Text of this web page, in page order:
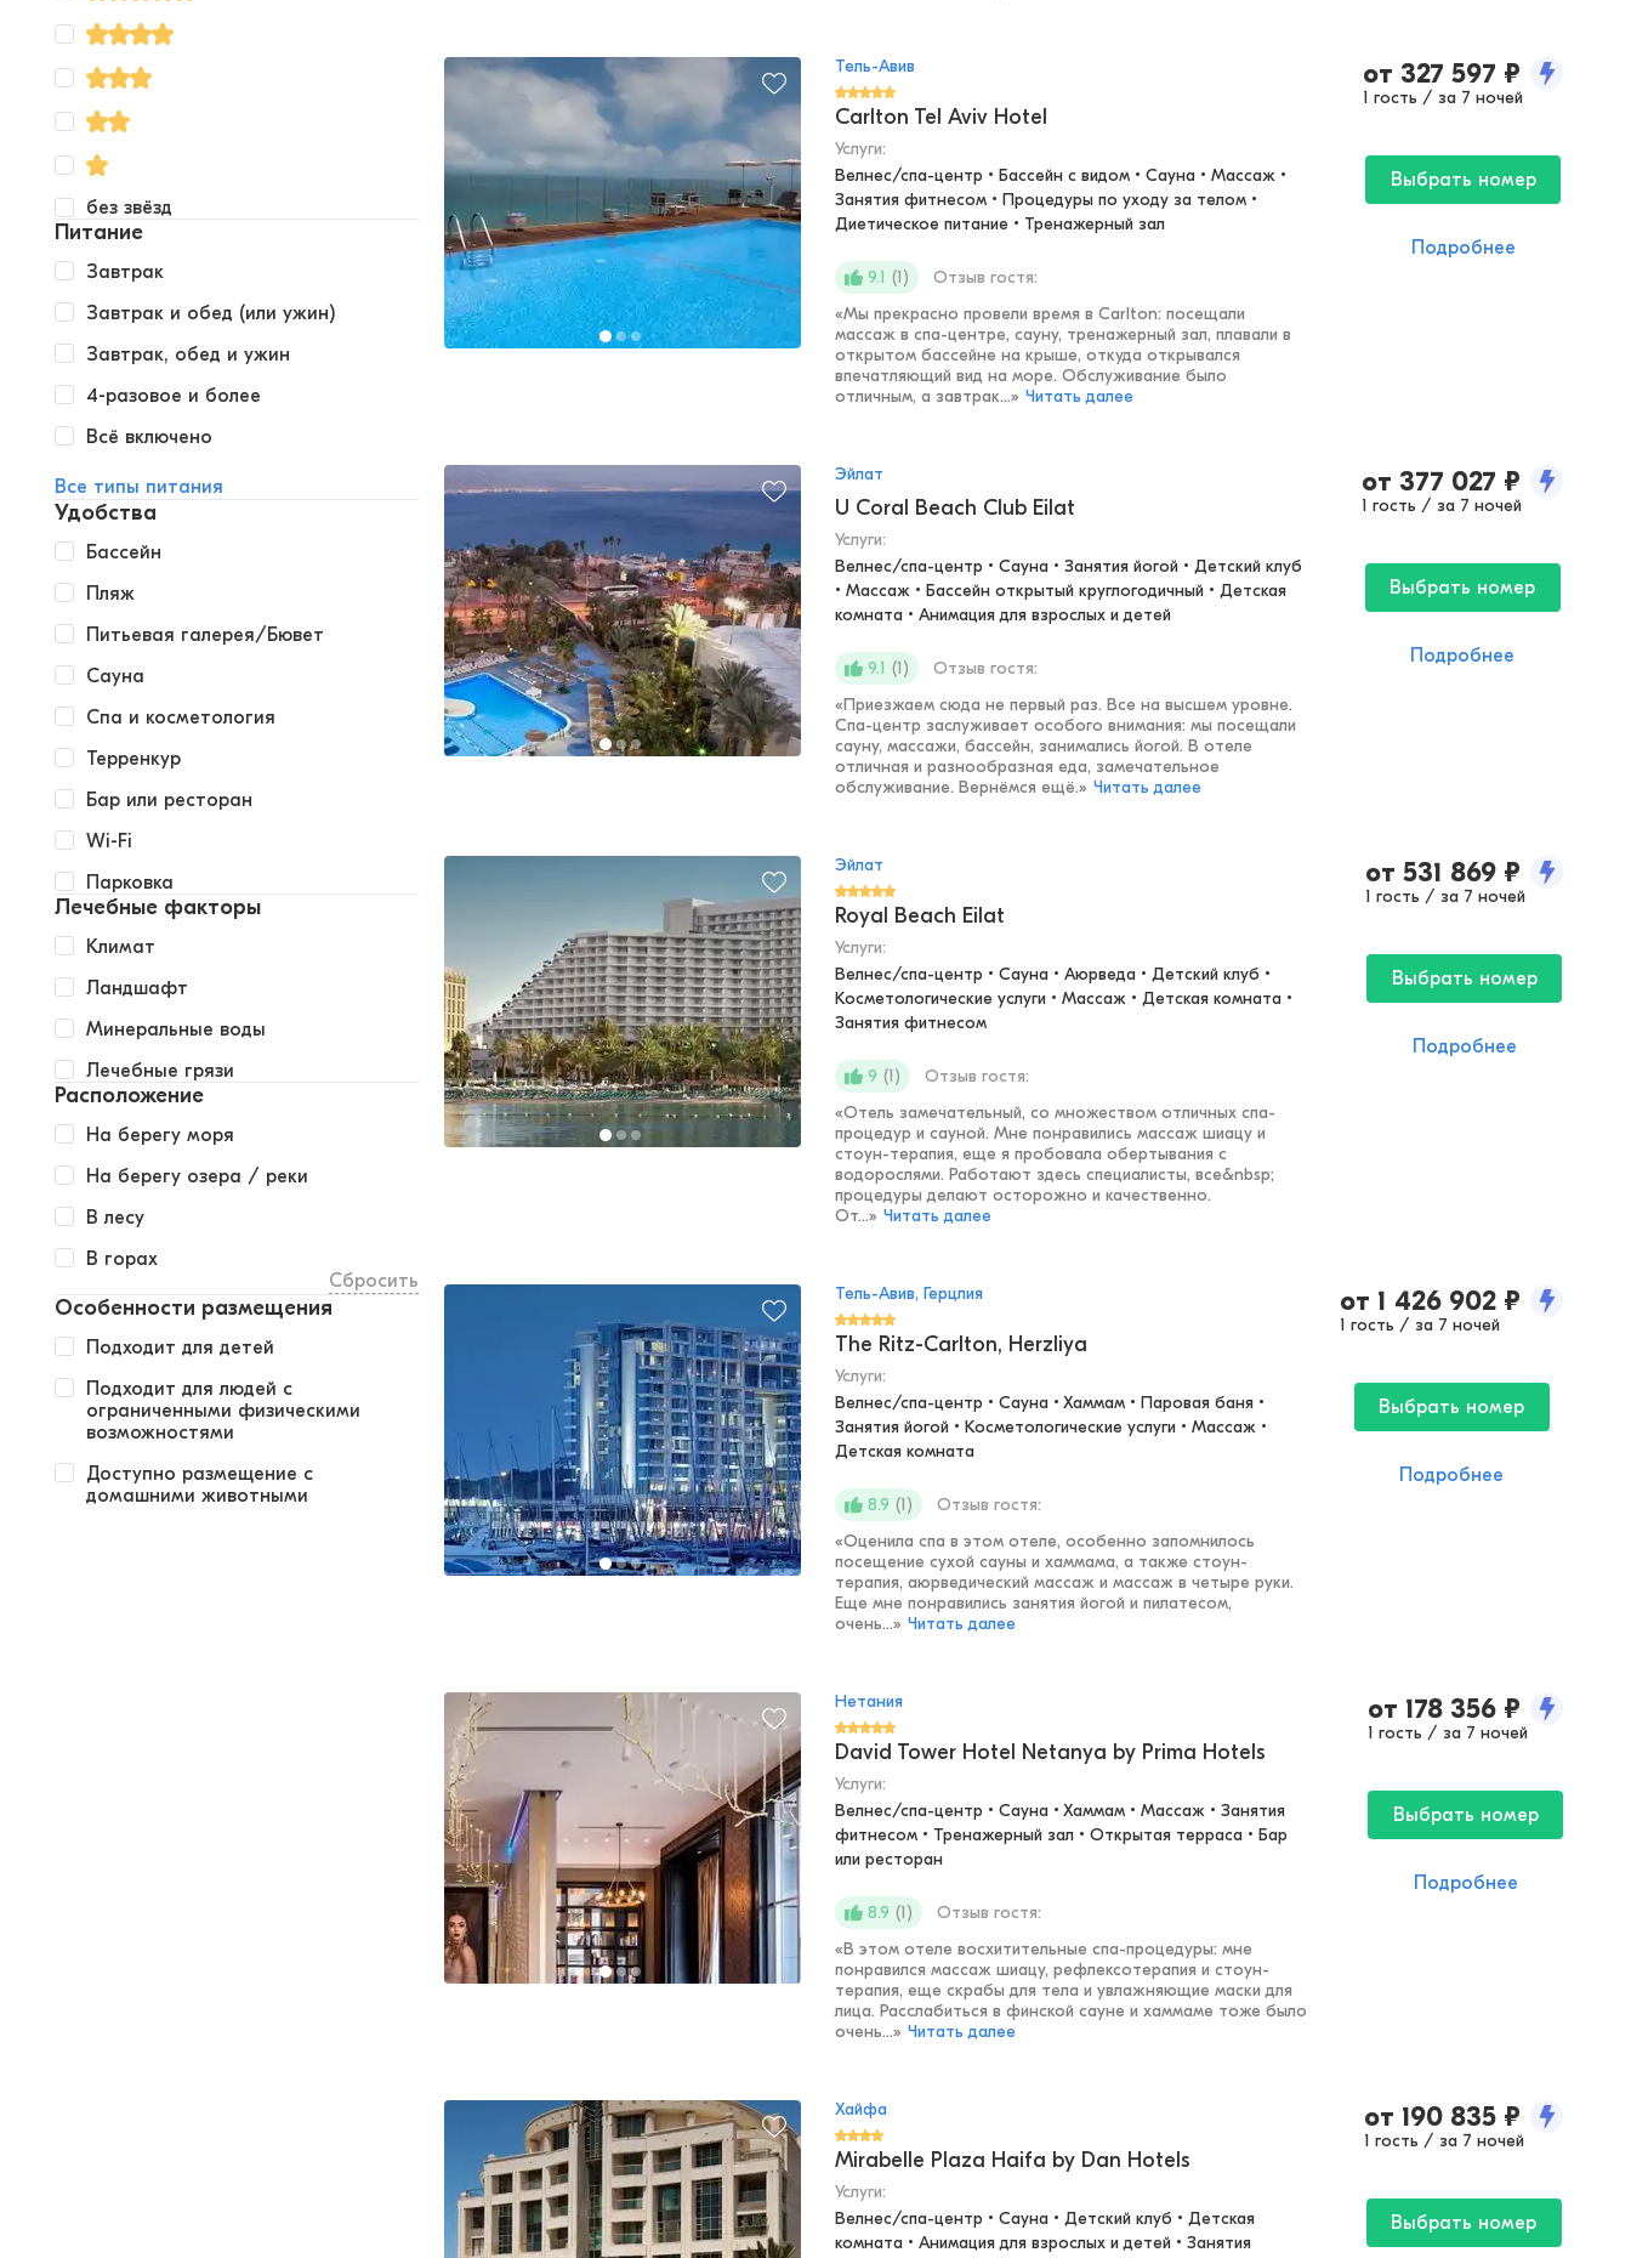
без звёзд
Питание
Завтрак
Завтрак и обед (или ужин)
Завтрак, обед и ужин
4-разовое и более
Всё включено
Все типы питания
Удобства
Бассейн
Пляж
Питьевая галерея/Бювет
Сауна
Спа и косметология
Терренкур
Бар или ресторан
Wi-Fi
Парковка
Лечебные факторы
Климат
Ландшафт
Минеральные воды
Лечебные грязи
Расположение
На берегу моря
На берегу озера / реки
В лесу
В горах
Сбросить
Особенности размещения
Подходит для детей
Подходит для людей с
ограниченными физическими
возможностями
Доступно размещение с
домашними животными
Тель-Авив
Carlton Tel Aviv Hotel
Услуги:
Велнес/спа-центр • Бассейн с видом • Сауна • Массаж •
Занятия фитнесом • Процедуры по уходу за телом •
Диетическое питание • Тренажерный зал
9.1 (1)
Отзыв гостя:
«Мы прекрасно провели время в Carlton: посещали
массаж в спа-центре, сауну, тренажерный зал, плавали в
открытом бассейне на крыше, откуда открывался
впечатляющий вид на море. Обслуживание было
отличным, а завтрак...» Читать далее
от 327 597 ₽
1 гость / за 7 ночей
Выбрать номер
Подробнее
Эйлат
U Coral Beach Club Eilat
Услуги:
Велнес/спа-центр • Сауна • Занятия йогой • Детский клуб
• Массаж • Бассейн открытый круглогодичный • Детская
комната • Анимация для взрослых и детей
9.1 (1)
Отзыв гостя:
«Приезжаем сюда не первый раз. Все на высшем уровне.
Спа-центр заслуживает особого внимания: мы посещали
сауну, массажи, бассейн, занимались йогой. В отеле
отличная и разнообразная еда, замечательное
обслуживание. Вернёмся ещё.» Читать далее
от 377 027 ₽
1 гость / за 7 ночей
Выбрать номер
Подробнее
Эйлат
Royal Beach Eilat
Услуги:
Велнес/спа-центр • Сауна • Аюрведа • Детский клуб •
Косметологические услуги • Массаж • Детская комната •
Занятия фитнесом
9 (1)
Отзыв гостя:
«Отель замечательный, со множеством отличных спа-
процедур и сауной. Мне понравились массаж шиацу и
стоун-терапия, еще я пробовала обертывания с
водорослями. Работают здесь специалисты, все&nbsp;
процедуры делают осторожно и качественно.
От...» Читать далее
от 531 869 ₽
1 гость / за 7 ночей
Выбрать номер
Подробнее
Тель-Авив, Герцлия
The Ritz-Carlton, Herzliya
Услуги:
Велнес/спа-центр • Сауна • Хаммам • Паровая баня •
Занятия йогой • Косметологические услуги • Массаж •
Детская комната
8.9 (1)
Отзыв гостя:
«Оценила спа в этом отеле, особенно запомнилось
посещение сухой сауны и хаммама, а также стоун-
терапия, аюрведический массаж и массаж в четыре руки.
Еще мне понравились занятия йогой и пилатесом,
очень...» Читать далее
от 1 426 902 ₽
1 гость / за 7 ночей
Выбрать номер
Подробнее
Нетания
David Tower Hotel Netanya by Prima Hotels
Услуги:
Велнес/спа-центр • Сауна • Хаммам • Массаж • Занятия
фитнесом • Тренажерный зал • Открытая терраса • Бар
или ресторан
8.9 (1)
Отзыв гостя:
«В этом отеле восхитительные спа-процедуры: мне
понравился массаж шиацу, рефлексотерапия и стоун-
терапия, еще скрабы для тела и увлажняющие маски для
лица. Расслабиться в финской сауне и хаммаме тоже было
очень...» Читать далее
от 178 356 ₽
1 гость / за 7 ночей
Выбрать номер
Подробнее
Хайфа
Mirabelle Plaza Haifa by Dan Hotels
Услуги:
Велнес/спа-центр • Сауна • Детский клуб • Детская
комната • Анимация для взрослых и детей • Занятия
от 190 835 ₽
1 гость / за 7 ночей
Выбрать номер